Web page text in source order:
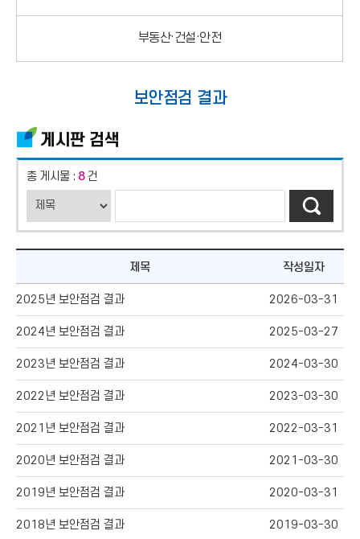
부동산·건설·안전
보안점검 결과
게시판 검색
총 게시물 : 8건
제목 작성일자
2025년 보안점검 결과 2026-03-31
2024년 보안점검 결과 2025-03-27
2023년 보안점검 결과 2024-03-30
2022년 보안점검 결과 2023-03-30
2021년 보안점검 결과 2022-03-31
2020년 보안점검 결과 2021-03-30
2019년 보안점검 결과 2020-03-31
2018년 보안점검 결과 2019-03-30